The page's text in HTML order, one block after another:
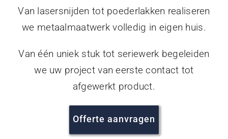
Van lasersnijden tot poederlakken realiseren
we metaalmaatwerk volledig in eigen huis.
Van één uniek stuk tot seriewerk begeleiden
we uw project van eerste contact tot
afgewerkt product.
Offerte aanvragen